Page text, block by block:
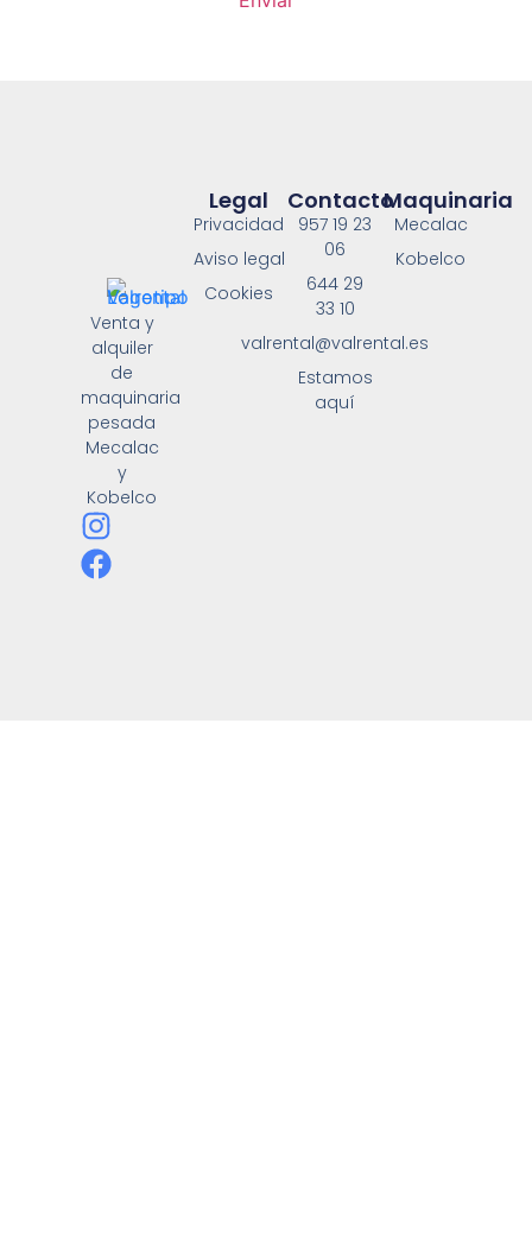
Venta y
alquiler
de
maquinaria
pesada
Mecalac
y
Kobelco
Contacto
957 19 23
06
644 29
33 10
valrental@valrental.es
Estamos
aquí
Legal
Privacidad
Aviso legal
Cookies
Maquinaria
Mecalac
Kobelco